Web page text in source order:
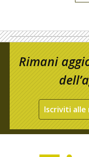
Rimani
Iscriviti